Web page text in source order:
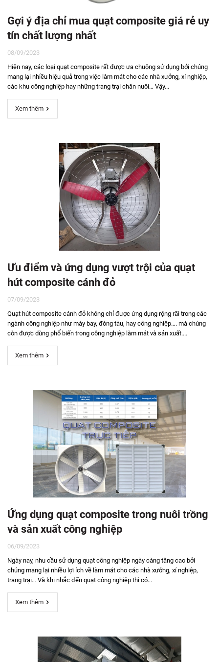
Gợi ý địa chỉ mua quạt composite giá rẻ uy
tín chất lượng nhất
08/09/2023
Hiện nay, các loại quạt composite rất được ưa chuộng sử dụng bởi chúng
mang lại nhiều hiệu quả trong việc làm mát cho các nhà xưởng, xí nghiệp,
các khu công nghiệp hay những trang trại chăn nuôi… Vậy...
Xem thêm
Ưu điểm và ứng dụng vượt trội của quạt
hút composite cánh đỏ
07/09/2023
Quạt hút composite cánh đỏ không chỉ được ứng dụng rộng rãi trong các
ngành công nghiệp như máy bay, đóng tàu, hay công nghiệp…. mà chúng
còn được dùng phổ biến trong công nghiệp làm mát và sản xuất....
Xem thêm
Ứng dụng quạt composite trong nuôi trồng
và sản xuất công nghiệp
06/09/2023
Ngày nay, nhu cầu sử dụng quạt công nghiệp ngày càng tăng cao bởi
chúng mang lại nhiều lợi ích về làm mát cho các nhà xưởng, xí nghiệp,
trang trại… Và khi nhắc đến quạt công nghiệp thì có...
Xem thêm